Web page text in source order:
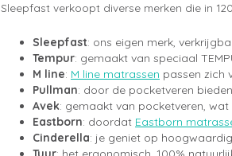
Sleepfast verkoopt diverse merken die in
Sleepfast: ons eigen merk,
Tempur: gemaakt van speciaal
M line: M line matrassen passen zich
Pullman: door de pocketveren
Avek: gemaakt van pocketveren, wat
Eastborn: doordat Eastborn
Cinderella: je geniet op